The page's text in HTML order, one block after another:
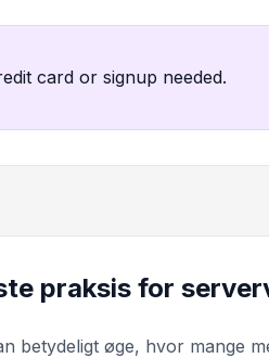
card or signup needed.
praksis for
betydeligt øge, hvor mange